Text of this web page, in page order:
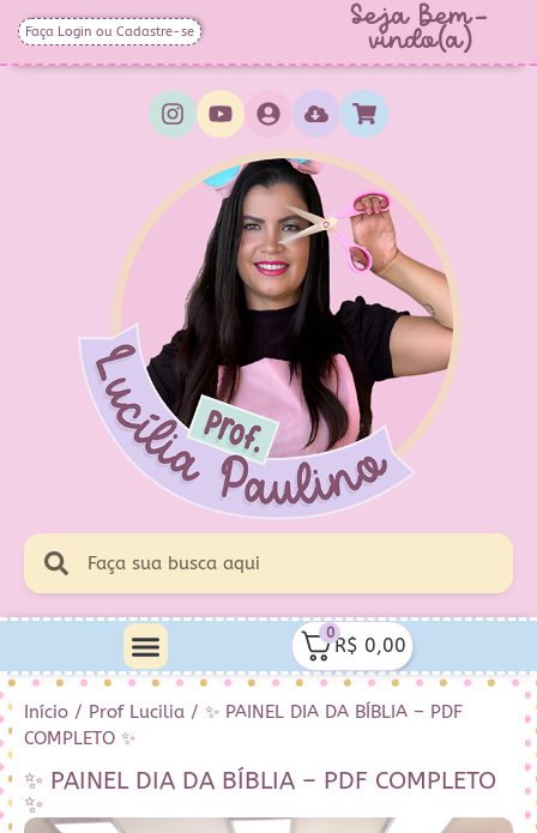
Faça Login ou Cadastre-se Seja Bem-
vindo(a)
0
R$ 0,00
Início / Prof Lucilia / ✨ PAINEL DIA DA BÍBLIA – PDF
COMPLETO ✨
✨ PAINEL DIA DA BÍBLIA – PDF COMPLETO
✨